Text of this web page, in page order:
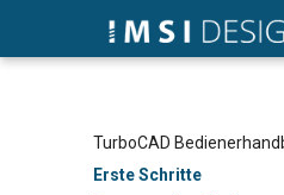
TurboCAD
Erste Schritte